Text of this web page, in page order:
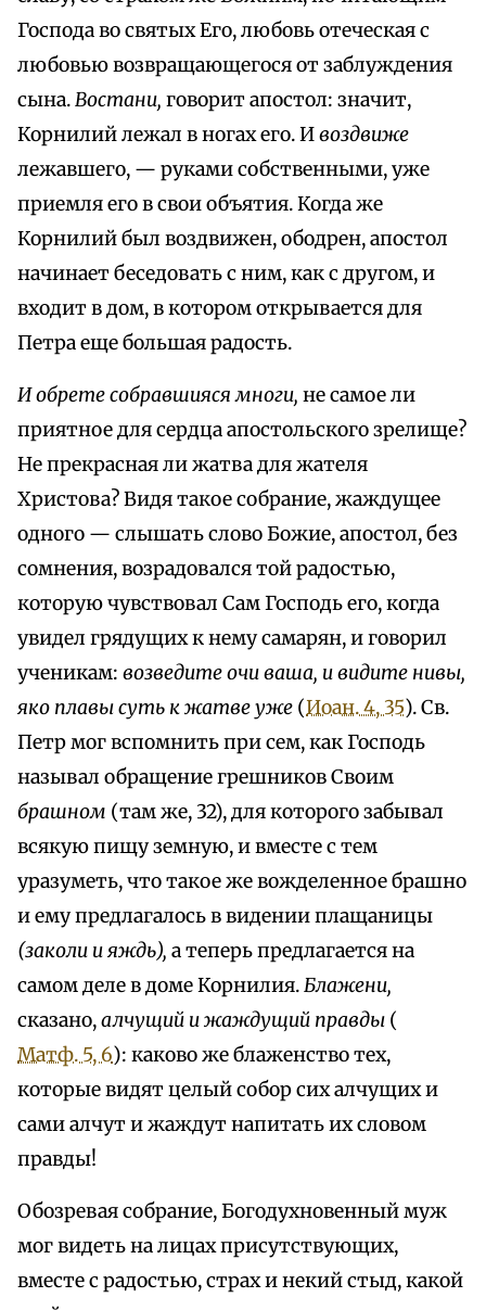
Господа во святых Его, любовь отеческая с
любовью возвращающегося от заблуждения
сына.Востани, говорит апостол: значит,
Корнилий лежал в ногах его. Ивоздвиже
лежавшего, — руками собственными, уже
приемля его в свои объятия. Когда же
Корнилий был воздвижен, ободрен, апостол
начинает беседовать с ним, как с другом, и
входит в дом, в котором открывается для
Петра еще большая радость.
И обрете собравшияся многи, не самое ли
приятное для сердца апостольского зрелище?
Не прекрасная ли жатва для жателя
Христова? Видя такое собрание, жаждущее
одного — слышать слово Божие, апостол, без
сомнения, возрадовался той радостью,
которую чувствовал Сам Господь его, когда
увидел грядущих к нему самарян, и говорил
ученикам: возведите очи ваша, и видите нивы,
яко плавы суть к жатве уже (Иоан. 4, 35). Св.
Петр мог вспомнить при сем, как Господь
называл обращение грешников Своим
брашном (там же, 32), для которого забывал
всякую пищу земную, и вместе с тем
уразуметь, что такое же вожделенное брашно
и ему предлагалось в видении плащаницы
(заколи и яждь), а теперь предлагается на
самом деле в доме Корнилия.Блажени,
сказано,алчущий и жаждущий правды (
Матф. 5, 6): каково же блаженство тех,
которые видят целый собор сих алчущих и
сами алчут и жаждут напитать их словом
правды!
Обозревая собрание, Богодухновенный муж
мог видеть на лицах присутствующих,
вместе с радостью, страх и некий стыд, какой